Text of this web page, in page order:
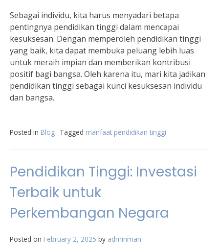
Sebagai individu, kita harus menyadari betapa
pentingnya pendidikan tinggi dalam mencapai
kesuksesan. Dengan memperoleh pendidikan tinggi
yang baik, kita dapat membuka peluang lebih luas
untuk meraih impian dan memberikan kontribusi
positif bagi bangsa. Oleh karena itu, mari kita jadikan
pendidikan tinggi sebagai kunci kesuksesan individu
dan bangsa.
Posted in Blog Tagged manfaat pendidikan tinggi
Pendidikan Tinggi: Investasi
Terbaik untuk
Perkembangan Negara
Posted on February 2, 2025 by adminman